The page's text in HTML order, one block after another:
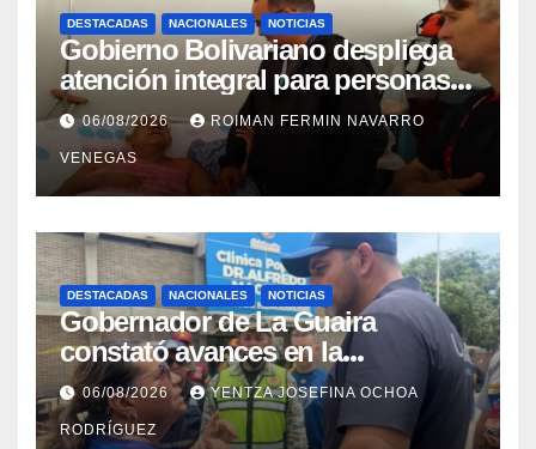
DESTACADAS NACIONALES NOTICIAS
Gobierno Bolivariano despliega
atención integral para personas
con discapacidad en
campamentos de La Guaira
06/08/2026 ROIMAN FERMIN NAVARRO
VENEGAS
DESTACADAS NACIONALES NOTICIAS
Gobernador de La Guaira
constató avances en la
rehabilitación del Hospitalito de
Catia la Mar
06/08/2026 YENTZA JOSEFINA OCHOA
RODRÍGUEZ